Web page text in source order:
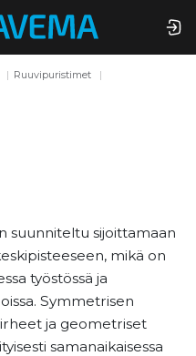
Ruuvipuristimet
suunniteltu sijoittamaan
mikä on
työstössä ja
Symmetrisen
ja geometriset
samanaikaisessa